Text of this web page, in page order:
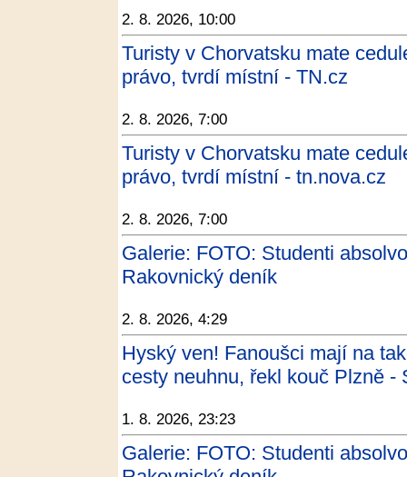
2. 8. 2026, 10:00
Turisty v Chorvatsku mate
právo, tvrdí místní - TN.cz
2. 8. 2026, 7:00
Turisty v Chorvatsku mate
právo, tvrdí místní - tn.nova.cz
2. 8. 2026, 7:00
Galerie: FOTO: Studenti
Rakovnický deník
2. 8. 2026, 4:29
Hyský ven! Fanoušci mají na
cesty neuhnu, řekl kouč Plzně -
1. 8. 2026, 23:23
Galerie: FOTO: Studenti